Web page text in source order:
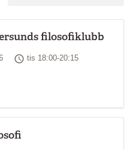
filosofiklubb
Tid
tis 18:00-20:15